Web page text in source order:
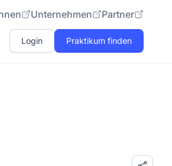
Unternehmen Partner
Login Praktikum finden